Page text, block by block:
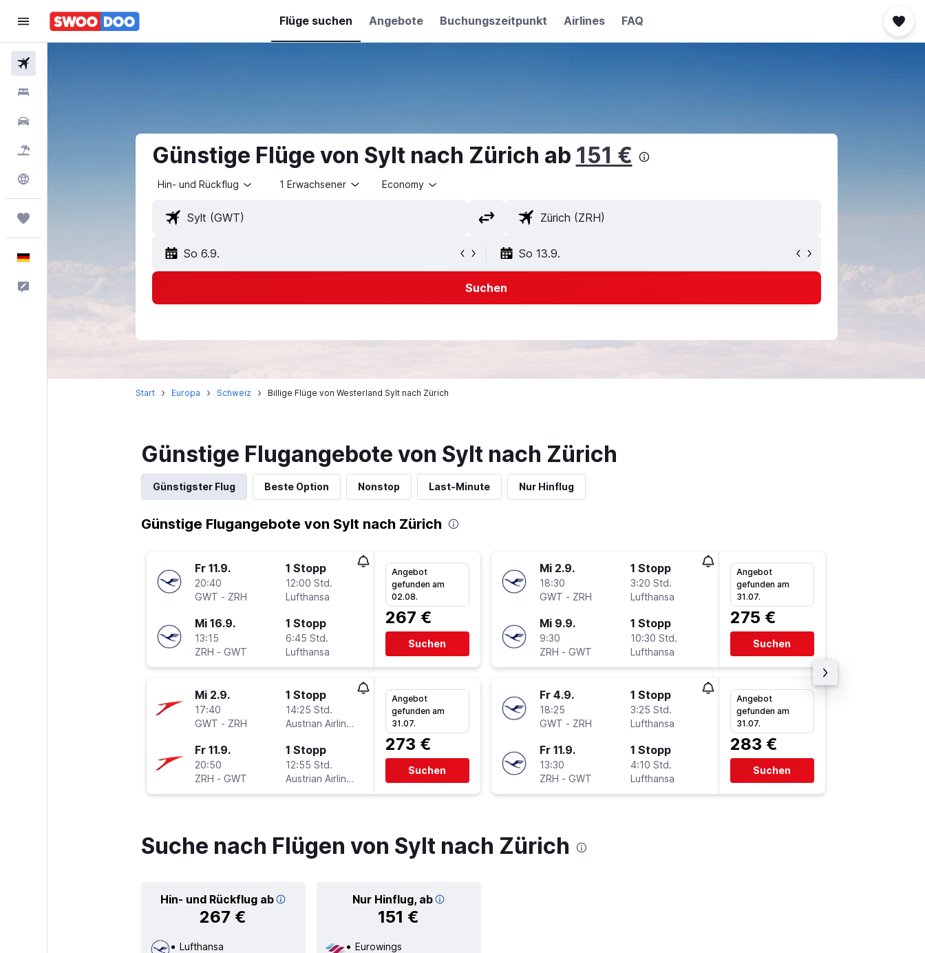
Flüge suchen Angebote Buchungszeitpunkt Airlines FAQ
Günstige Flüge von Sylt nach Zürich ab 151 €
Hin- und Rückflug 1 Erwachsener Economy
So 6.9. So 13.9.
Suchen
Start Europa Schweiz Billige Flüge von Westerland Sylt nach Zürich
Günstige Flugangebote von Sylt nach Zürich
Günstigster Flug Beste Option Nonstop Last-Minute Nur Hinflug
Günstige Flugangebote von Sylt nach Zürich
Fr 11.9.
20:40
GWT - ZRH
1 Stopp
12:00 Std.
Lufthansa
Mi 16.9.
13:15
ZRH - GWT
1 Stopp
6:45 Std.
Lufthansa
Angebot
gefunden am
02.08.
267 €
Suchen
Mi 2.9.
17:40
GWT - ZRH
1 Stopp
14:25 Std.
Austrian Airlines
Fr 11.9.
20:50
ZRH - GWT
1 Stopp
12:55 Std.
Austrian Airlines
Angebot
gefunden am
31.07.
273 €
Suchen
Mi 2.9.
18:30
GWT - ZRH
1 Stopp
3:20 Std.
Lufthansa
Mi 9.9.
9:30
ZRH - GWT
1 Stopp
10:30 Std.
Lufthansa
Angebot
gefunden am
31.07.
275 €
Suchen
Fr 4.9.
18:25
GWT - ZRH
1 Stopp
3:25 Std.
Lufthansa
Fr 11.9.
13:30
ZRH - GWT
1 Stopp
4:10 Std.
Lufthansa
Angebot
gefunden am
31.07.
283 €
Suchen
Suche nach Flügen von Sylt nach Zürich
Hin- und Rückflug ab
267 €
Nur Hinflug, ab
151 €
Lufthansa
Eurowings